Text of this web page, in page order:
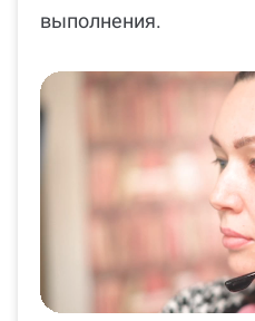
выполнения.